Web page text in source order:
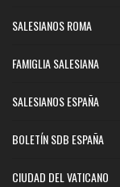
SALESIANOS ROMA
FAMIGLIA SALESIANA
SALESIANOS ESPAÑA
BOLETÍN SDB ESPAÑA
CIUDAD DEL VATICANO